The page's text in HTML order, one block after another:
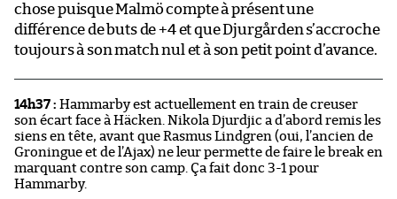
chose puisque Malmö compte à présent une
différence de buts de +4 et que Djurgården s’accroche
toujours à son match nul et à son petit point d’avance.
14h37 : Hammarby est actuellement en train de creuser
son écart face à Häcken. Nikola Djurdjic a d’abord remis les
siens en tête, avant que Rasmus Lindgren (oui, l’ancien de
Groningue et de l’Ajax) ne leur permette de faire le break en
marquant contre son camp. Ça fait donc 3-1 pour
Hammarby.